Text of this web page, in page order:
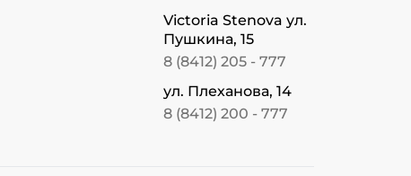
Victoria Stenova ул.
Пушкина, 15
8 (8412) 205 - 777
ул. Плеханова, 14
8 (8412) 200 - 777